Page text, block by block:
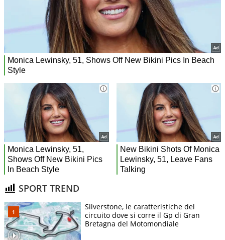
SPORT TREND
Silverstone, le caratteristiche del
circuito dove si corre il Gp di Gran
Bretagna del Motomondiale